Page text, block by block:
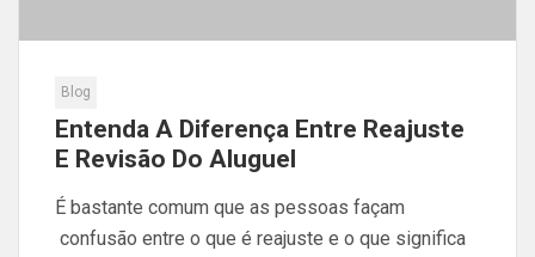
Blog
Entenda A Diferença Entre Reajuste
E Revisão Do Aluguel
É bastante comum que as pessoas façam
confusão entre o que é reajuste e o que significa